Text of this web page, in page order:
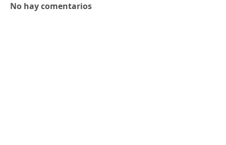
No hay comentarios